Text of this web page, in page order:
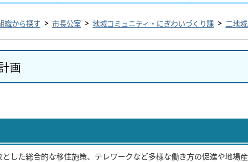
織から探す 市長公室 地域コミュニティ・にぎわいづくり課 二地
画
した総合的な移住施策、テレワークなど多様な働き方の促進や地場